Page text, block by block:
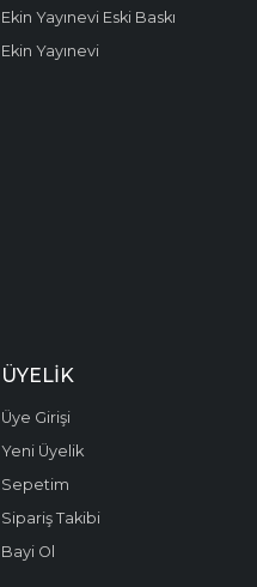
Ekin Yayınevi Eski Baskı
Ekin Yayınevi
ÜYELIK
Üye Girişi
Yeni Üyelik
Sepetim
Sipariş Takibi
Bayi Ol